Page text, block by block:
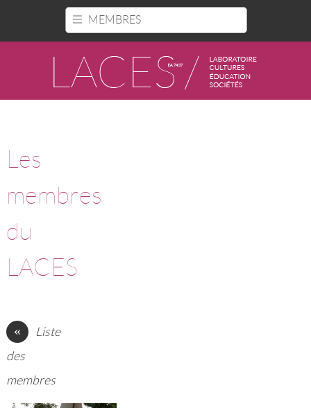
Panneau de gestion des cookies
MEMBRES
Les
membres
du
LACES
«
Liste
des
membres